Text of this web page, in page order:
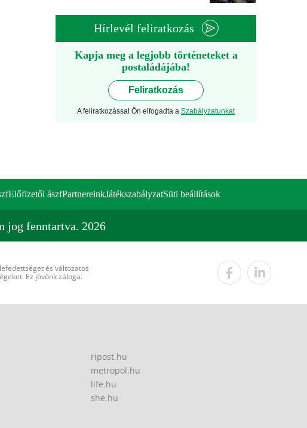
Hírlevél feliratkozás
Kapja meg a legjobb történeteket a
postaládájába!
Feliratkozás
A feliratkozással Ön elfogadta a Szabályzatunkat
Előfizetői ászfPartnereinkJátékszabályzatSüti beállítások
jog fenntartva. 2026
és változatos
Ez jövőnk záloga.
ripost.hu
metropol.hu
life.hu
she.hu